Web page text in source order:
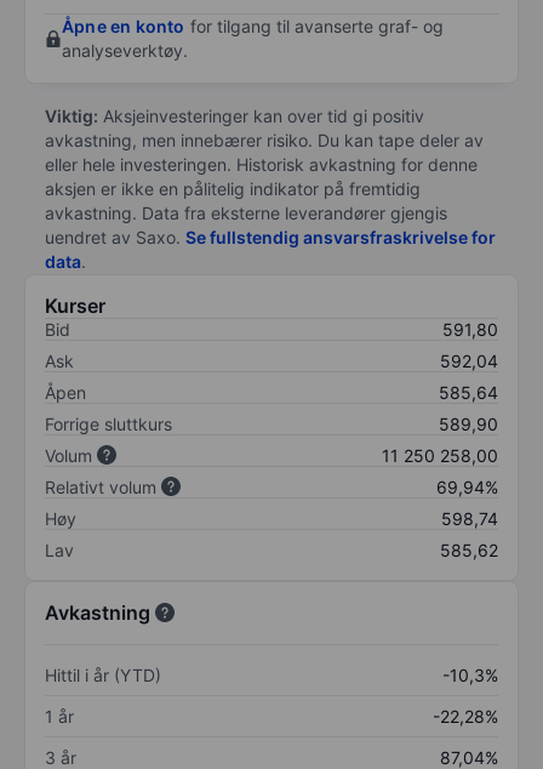
Åpne en konto for tilgang til avanserte graf- og
analyseverktøy.
Viktig: Aksjeinvesteringer kan over tid gi positiv
avkastning, men innebærer risiko. Du kan tape deler av
eller hele investeringen. Historisk avkastning for denne
aksjen er ikke en pålitelig indikator på fremtidig
avkastning. Data fra eksterne leverandører gjengis
uendret av Saxo. Se fullstendig ansvarsfraskrivelse for
data.
Kurser
Bid
591,80
Ask
592,04
Åpen
585,64
Forrige sluttkurs
589,90
Volum
11 250 258,00
Relativt volum
69,94%
Høy
598,74
Lav
585,62
Avkastning
Hittil i år (YTD)
-10,3%
1 år
-22,28%
3 år
87,04%